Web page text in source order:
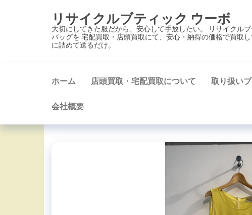
リサイクルブティック ウーボ
大切にしてきた服だから、安心して手放したい。 リサイクル
バッグを 宅配買取・店頭買取にて、安心・納得の価格で買取
に詰めて送るだけ。
ホーム 店頭買取・宅配買取について 取り扱い
会社概要